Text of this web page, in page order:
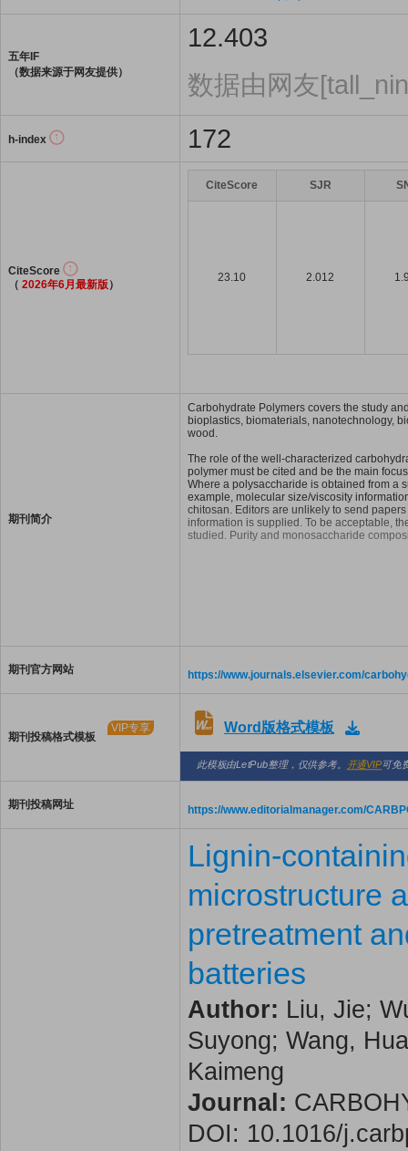
五年IF
（数据来源于网友提供）
12.403
数据由网友
h-index 172
CiteScore
（ 2026年6月最新版）
CiteScore SJR
23.10 2.012
期刊简介
Carbohydrate Polymers covers the study
bioplastics, biomaterials, nanotechnology,
wood.
The role of the well-characterized
polymer must be cited and be the main
Where a polysaccharide is obtained from a
example, molecular size/viscosity
chitosan. Editors are unlikely to send
information is supplied. To be acceptable,
studied. Purity and monosaccharide
期刊官方网站 https://www.journals.elsevier.com/
期刊投稿格式模板
VIP专享 Word版格式模板
此模板由LetPub整理，仅供参考。 开通VIP可免
期刊投稿网址 https://www.editorialmanager.com/
Lignin-
microstructure
pretreatment
batteries
Author: Liu, Jie;
Suyong; Wang,
Kaimeng
Journal:
DOI: 10.1016/